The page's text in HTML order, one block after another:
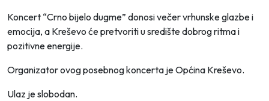
Koncert “Crno bijelo dugme” donosi večer vrhunske glazbe i
emocija, a Kreševo će pretvoriti u središte dobrog ritma i
pozitivne energije.
Organizator ovog posebnog koncerta je Općina Kreševo.
Ulaz je slobodan.